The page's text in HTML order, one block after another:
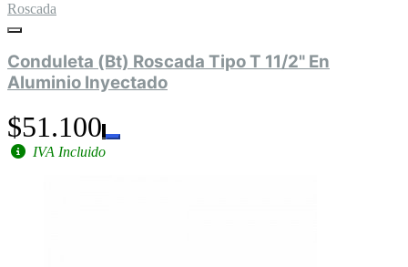
Roscada
Conduleta (Bt) Roscada Tipo T 11/2" En
Aluminio Inyectado
$51.100
IVA Incluido